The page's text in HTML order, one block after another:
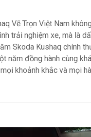
Vẽ Trọn Việt Nam
trải nghiệm xe, mà là
Skoda Kushaq chính
năm đồng hành cùng
khoảnh khắc và mọi